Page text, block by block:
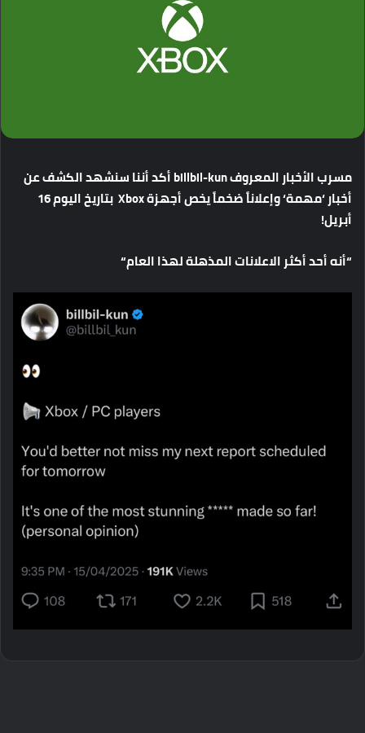
مسربالأخبارالمعروف أكدأنناسنشهدالكشفعن
أخبار‘مهمة‘وإعلاناًضخماًيخصأجهزة بتاريخاليوم
أبريل!
“أنهأحدأكثرالاعلاناتالمذهلةلهذاالعام“